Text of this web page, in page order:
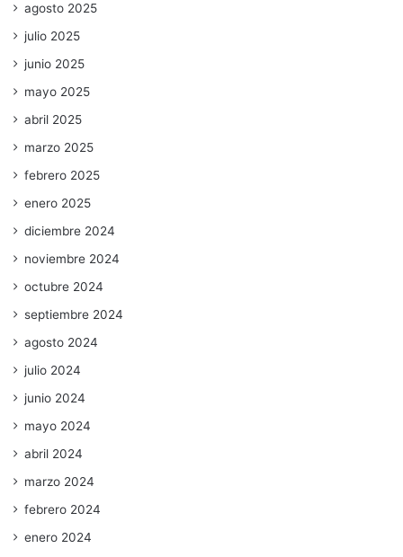
agosto 2025
julio 2025
junio 2025
mayo 2025
abril 2025
marzo 2025
febrero 2025
enero 2025
diciembre 2024
noviembre 2024
octubre 2024
septiembre 2024
agosto 2024
julio 2024
junio 2024
mayo 2024
abril 2024
marzo 2024
febrero 2024
enero 2024